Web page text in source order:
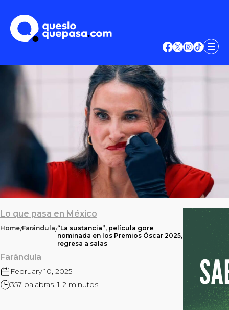
Lo que pasa en México
Home/Farándula/“La sustancia”, película gore
nominada en los Premios Óscar 2025,
regresa a salas
Farándula
February 10, 2025
357 palabras. 1-2 minutos.